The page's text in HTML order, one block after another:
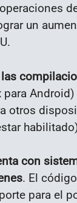
un
otros
con
. El
para el